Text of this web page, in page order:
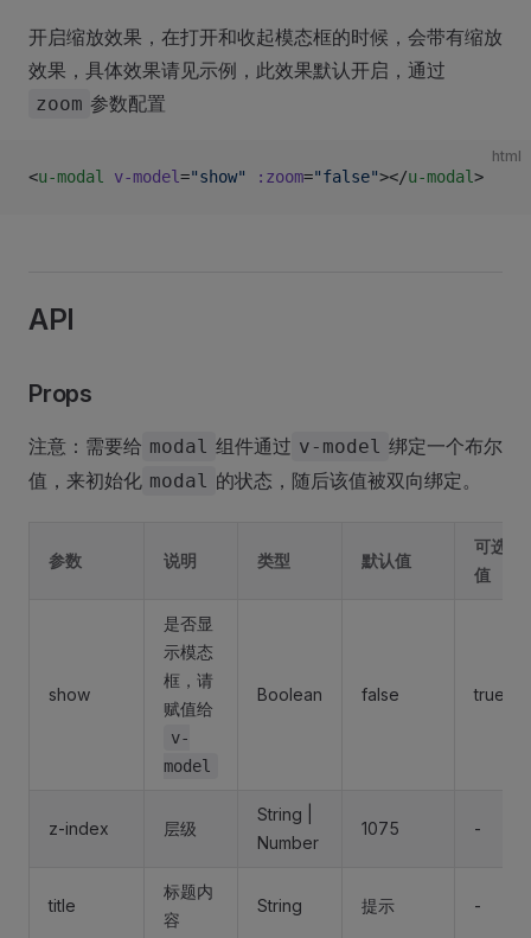
开启缩放效果，在打开和收起模态框的时候，会带有缩放
效果，具体效果请见示例，此效果默认开启，通过
zoom 参数配置
html
<u-modal v-model="show" :zoom="false"></u-modal>
API
Props
注意：需要给 modal 组件通过 v-model 绑定一个布尔
值，来初始化 modal 的状态，随后该值被双向绑定。
参数 说明 类型 默认值
可选
值
show
是否显
示模态
框，请
赋值给
v-
model
Boolean false true
z-index 层级
String |
Number
1075 -
title
标题内
容
String 提示 -